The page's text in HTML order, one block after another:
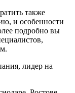
также
и особенности
подробно вы
лидер на